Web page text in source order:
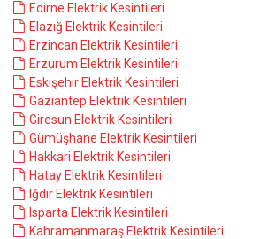
Edirne Elektrik Kesintileri
Elazığ Elektrik Kesintileri
Erzincan Elektrik Kesintileri
Erzurum Elektrik Kesintileri
Eskişehir Elektrik Kesintileri
Gaziantep Elektrik Kesintileri
Giresun Elektrik Kesintileri
Gümüşhane Elektrik Kesintileri
Hakkari Elektrik Kesintileri
Hatay Elektrik Kesintileri
Iğdır Elektrik Kesintileri
Isparta Elektrik Kesintileri
Kahramanmaraş Elektrik Kesintileri